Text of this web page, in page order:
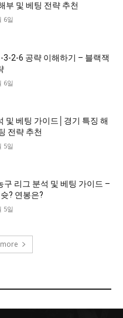
부 및 베팅 전략 추천
6일
3-2-6 공략 이해하기 – 블랙잭
6일
및 베팅 가이드│경기 특징 해
전략 추천
5일
구 리그 분석 및 베팅 가이드 –
? 연봉은?
5일